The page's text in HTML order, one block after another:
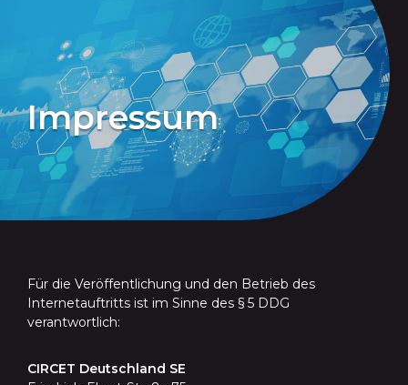
Impressum
Für die Veröffentlichung und den Betrieb des
Internetauftritts ist im Sinne des § 5 DDG
verantwortlich:
CIRCET Deutschland SE